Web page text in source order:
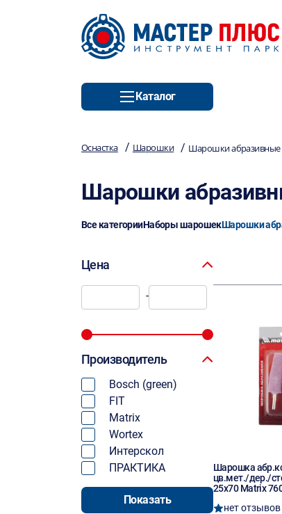
Каталог
Оснастка / Шарошки / Шарошки абразивные
Шарошки
Все категорииНаборы шарошекШарошки
Цена
-
Производитель
Bosch (green)
FIT
Matrix
Wortex
Интерскол
ПРАКТИКА
Шарошка
цв.мет./дер./
25х70 Matrix
нет отзывов